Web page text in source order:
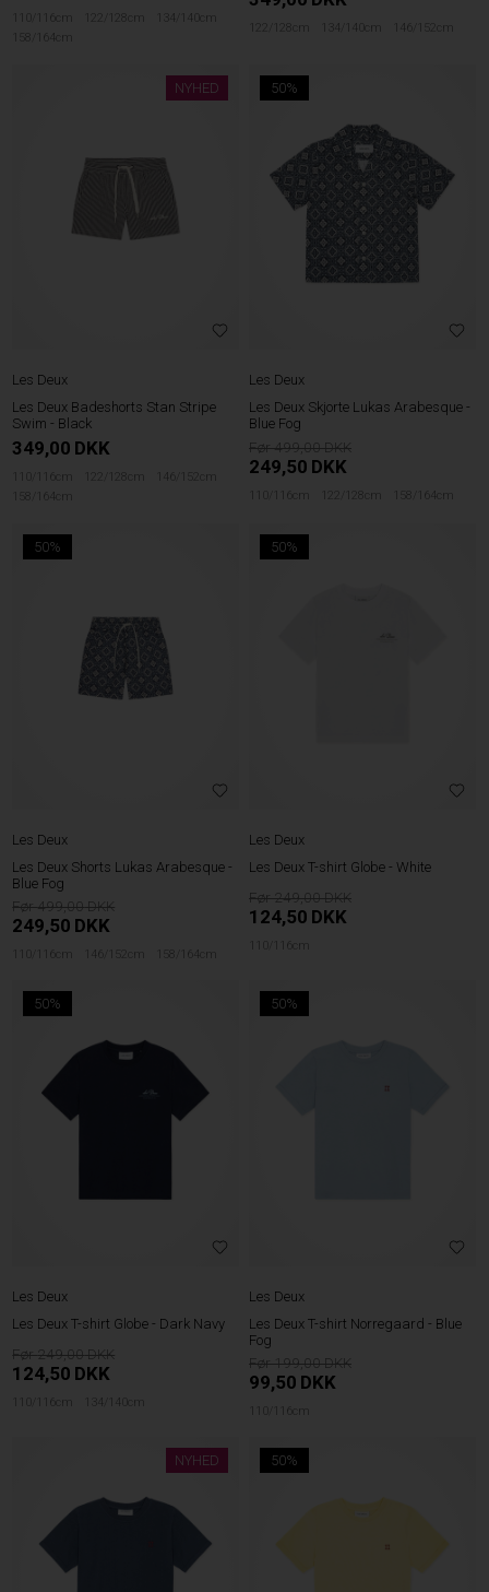
110/116cm 122/128cm
134/140cm
158/164cm
122/128cm 134/140cm 146/152cm
NYHED
Les Deux
Les Deux Badeshorts Stan Stripe
Swim - Black
349,00 DKK
110/116cm 122/128cm
146/152cm
158/164cm
50%
Les Deux
Les Deux Skjorte Lukas Arabesque -
Blue Fog
499,00
249,50 DKK
110/116cm 122/128cm 158/164cm
50%
Les Deux
Les Deux Shorts Lukas Arabesque -
Blue Fog
499,00
249,50 DKK
110/116cm 146/152cm 158/164cm
50%
Les Deux
Les Deux T-shirt Globe - White
249,00
124,50 DKK
110/116cm
50%
Les Deux
Les Deux T-shirt Globe - Dark Navy
249,00
124,50 DKK
110/116cm 134/140cm
50%
Les Deux
Les Deux T-shirt Norregaard - Blue
Fog
199,00
99,50 DKK
110/116cm
NYHED 50%